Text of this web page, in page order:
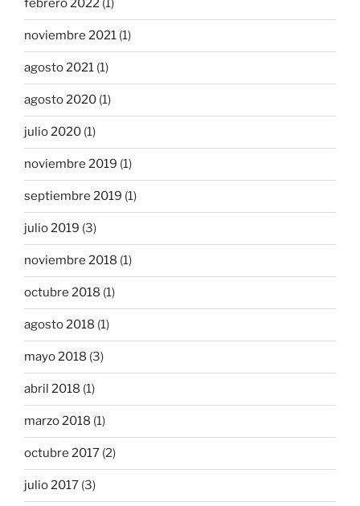
febrero 2022 (1)
noviembre 2021 (1)
agosto 2021 (1)
agosto 2020 (1)
julio 2020 (1)
noviembre 2019 (1)
septiembre 2019 (1)
julio 2019 (3)
noviembre 2018 (1)
octubre 2018 (1)
agosto 2018 (1)
mayo 2018 (3)
abril 2018 (1)
marzo 2018 (1)
octubre 2017 (2)
julio 2017 (3)